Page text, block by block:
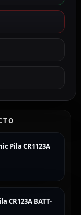
Pila CR1123A
CR123A BATT-